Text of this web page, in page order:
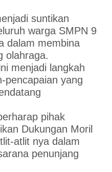
suntikan
warga SMPN 9
dalam membina
olahraga.
menjadi langkah
pencapaian yang
pihak
Dukungan Moril
atlit nya dalam
penunjang